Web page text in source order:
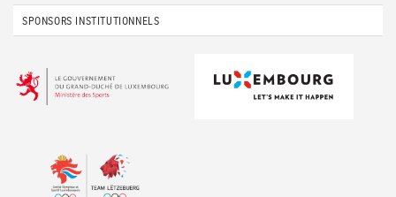
SPONSORS INSTITUTIONNELS